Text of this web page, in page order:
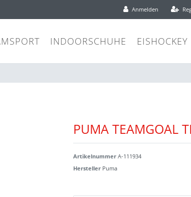
Anmelden
INDOORSCHUHE EISHOCKEY
PUMA TEAMGOAL
Artikelnummer A-111934
Hersteller Puma